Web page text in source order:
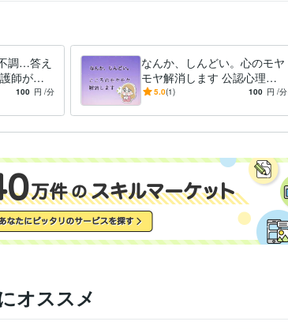
調…答え
師があ
答えを一
100 円 /分
なんか、しんどい。心のモヤ
モヤ解消します 公認心理師
が話を聞きます‼︎モヤモヤを
5.0(1) 100 円 /分
オススメ